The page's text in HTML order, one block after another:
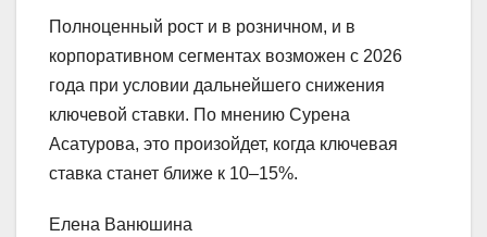
Полноценный рост и в розничном, и в
корпоративном сегментах возможен с 2026
года при условии дальнейшего снижения
ключевой ставки. По мнению Сурена
Асатурова, это произойдет, когда ключевая
ставка станет ближе к 10–15%.
Елена Ванюшина